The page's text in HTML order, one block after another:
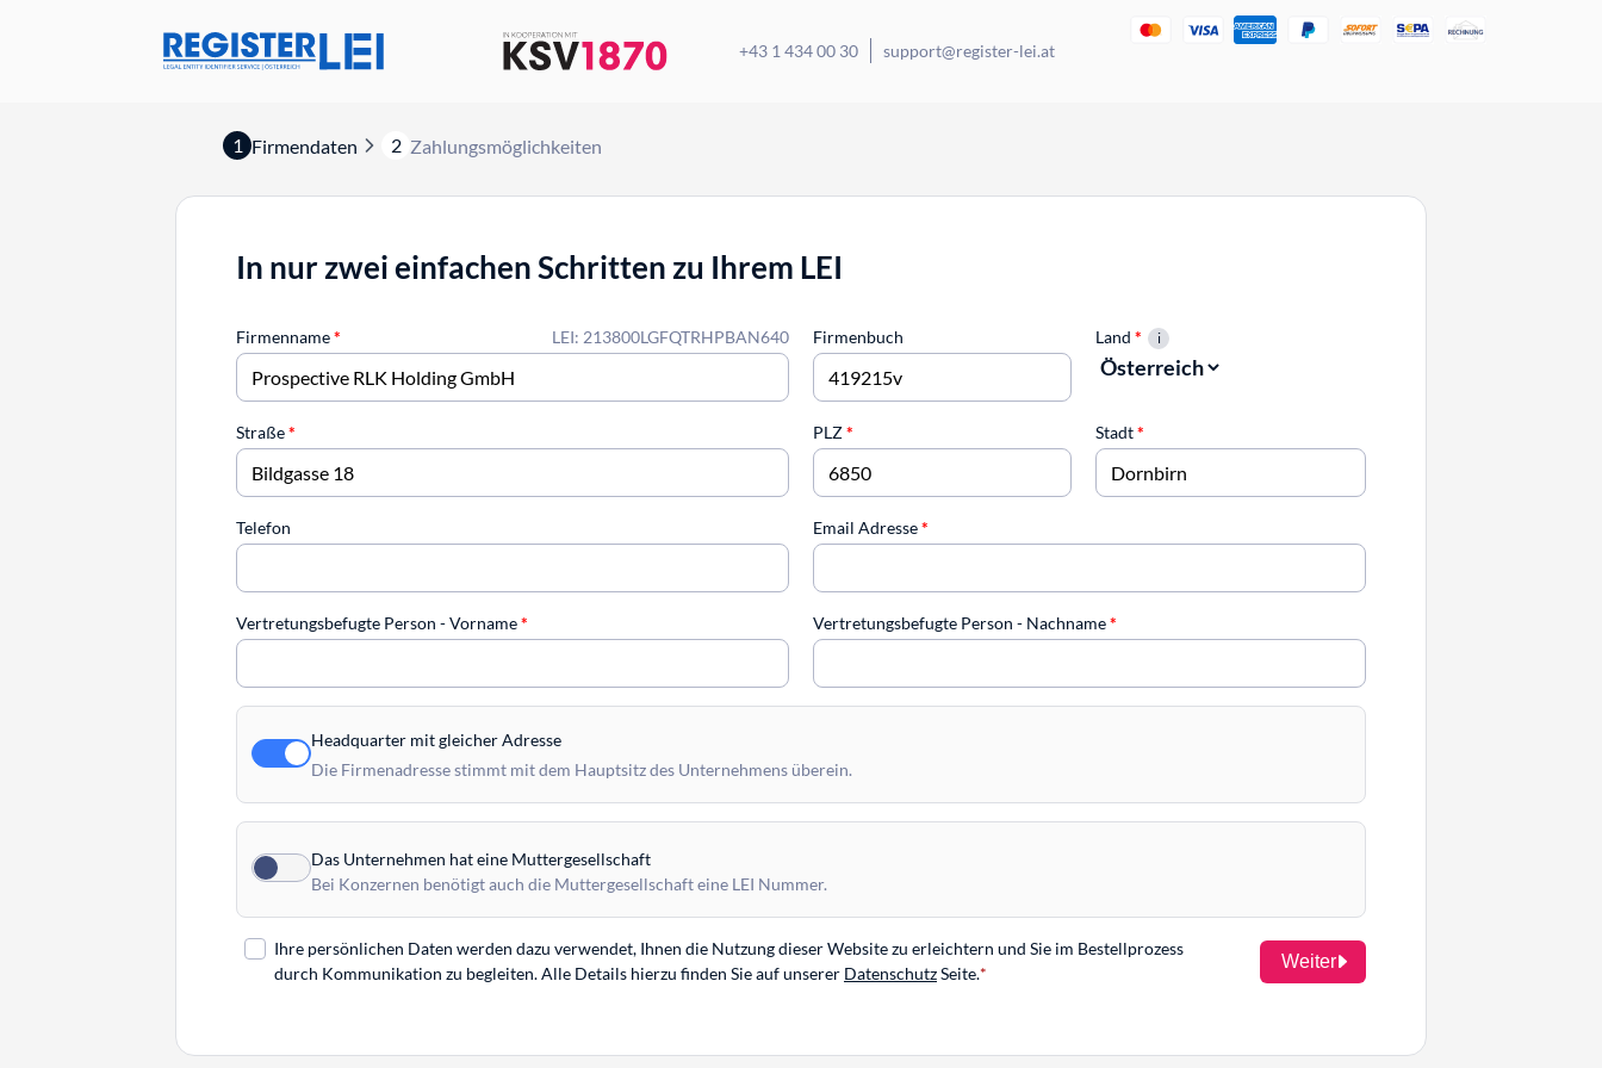
+43 1 434 00 30 support@register-lei.at
1 Firmendaten 2 Zahlungsmöglichkeiten
In nur zwei einfachen Schritten zu Ihrem LEI
LEI: 213800LGFQTRHPBAN640
Firmenname* Firmenbuch Land *
Straße* PLZ* Stadt*
Telefon Email Adresse*
Vertretungsbefugte Person - Vorname* Vertretungsbefugte Person - Nachname*
Headquarter mit gleicher Adresse
Die Firmenadresse stimmt mit dem Hauptsitz des Unternehmens überein.
Das Unternehmen hat eine Muttergesellschaft
Bei Konzernen benötigt auch die Muttergesellschaft eine LEI Nummer.
Ihre persönlichen Daten werden dazu verwendet, Ihnen die Nutzung dieser Website zu erleichtern und Sie im Bestellprozess
durch Kommunikation zu begleiten. Alle Details hierzu finden Sie auf unserer DatenschutzSeite.
Weiter